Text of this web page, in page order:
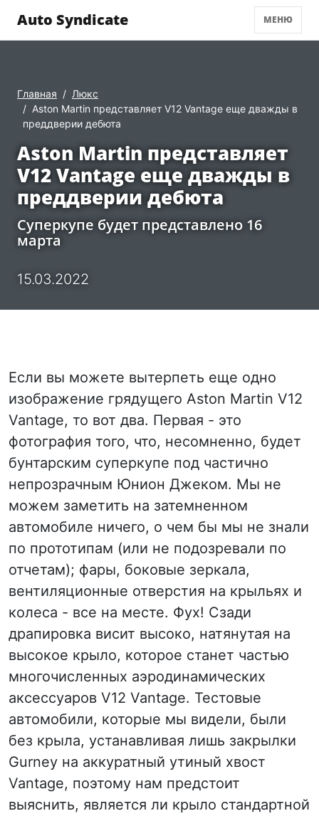
Auto Syndicate МЕНЮ
Главная
Люкс
Aston Martin представляет V12 Vantage еще дважды в
преддверии дебюта
Aston Martin представляет
V12 Vantage еще дважды в
преддверии дебюта
Суперкупе будет представлено 16
марта
15.03.2022
Если вы можете вытерпеть еще одно
изображение грядущего Aston Martin V12
Vantage, то вот два. Первая - это
фотография того, что, несомненно, будет
бунтарским суперкупе под частично
непрозрачным Юнион Джеком. Мы не
можем заметить на затемненном
автомобиле ничего, о чем бы мы не знали
по прототипам (или не подозревали по
отчетам); фары, боковые зеркала,
вентиляционные отверстия на крыльях и
колеса - все на месте. Фух! Сзади
драпировка висит высоко, натянутая на
высокое крыло, которое станет частью
многочисленных аэродинамических
аксессуаров V12 Vantage. Тестовые
автомобили, которые мы видели, были
без крыла, устанавливая лишь закрылки
Gurney на аккуратный утиный хвост
Vantage, поэтому нам предстоит
выяснить, является ли крыло стандартной